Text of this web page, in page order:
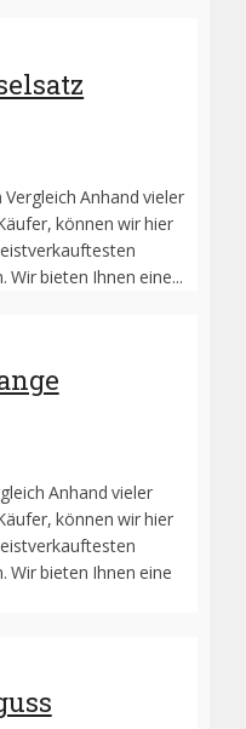
Anhand vieler
können wir hier
bieten Ihnen eine...
Anhand vieler
können wir hier
Wir bieten Ihnen eine